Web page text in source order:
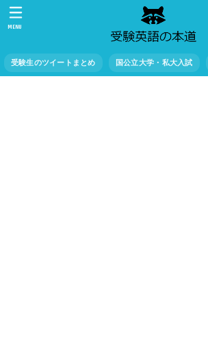
受験生のツイートまとめ 国公立大学・私大入試
MENU